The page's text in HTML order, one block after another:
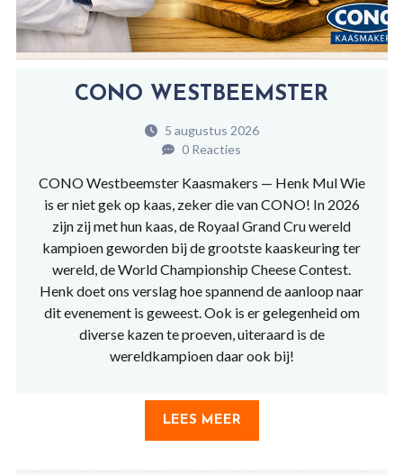
CONO WESTBEEMSTER
5 augustus 2026
0 Reacties
CONO Westbeemster Kaasmakers — Henk Mul Wie
is er niet gek op kaas, zeker die van CONO! In 2026
zijn zij met hun kaas, de Royaal Grand Cru wereld
kampioen geworden bij de grootste kaaskeuring ter
wereld, de World Championship Cheese Contest.
Henk doet ons verslag hoe spannend de aanloop naar
dit evenement is geweest. Ook is er gelegenheid om
diverse kazen te proeven, uiteraard is de
wereldkampioen daar ook bij!
LEES MEER